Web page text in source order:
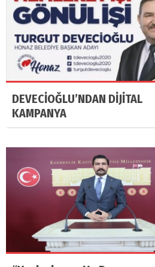
DEVECİOĞLU’NDAN DİJİTAL
KAMPANYA